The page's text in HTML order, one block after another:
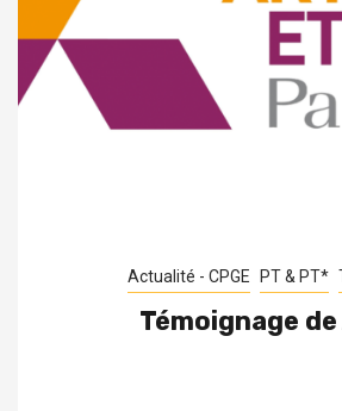
Actualité - CPGE PT & PT*
Témoignage